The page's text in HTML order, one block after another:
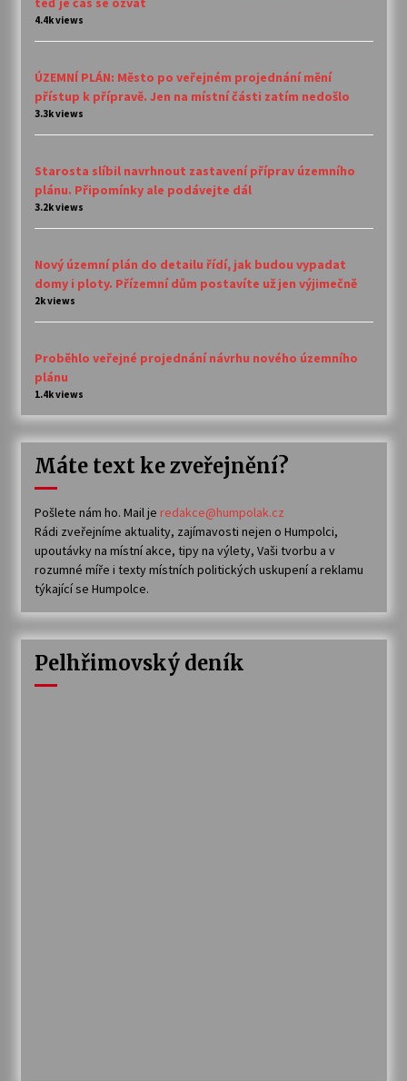
4.4k views
ÚZEMNÍ PLÁN: Město po veřejném projednání mění
přístup k přípravě. Jen na místní části zatím nedošlo
3.3k views
Starosta slíbil navrhnout zastavení příprav územního
plánu. Připomínky ale podávejte dál
3.2k views
Nový územní plán do detailu řídí, jak budou vypadat
domy i ploty. Přízemní dům postavíte už jen výjimečně
2k views
Proběhlo veřejné projednání návrhu nového územního
plánu
1.4k views
Máte text ke zveřejnění?
Pošlete nám ho. Mail je redakce@humpolak.cz
Rádi zveřejníme aktuality, zajímavosti nejen o Humpolci,
upoutávky na místní akce, tipy na výlety, Vaši tvorbu a v
rozumné míře i texty místních politických uskupení a reklamu
týkající se Humpolce.
Pelhřimovský deník